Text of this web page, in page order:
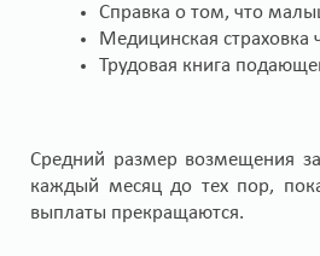
Справка о том, что
Медицинская страховка
Трудовая книга
Средний размер возмещения
каждый месяц до тех пор,
выплаты прекращаются.